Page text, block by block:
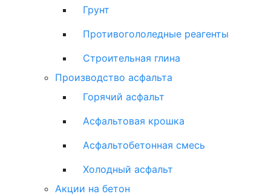
Грунт
Противогололедные реагенты
Строительная глина
Производство асфальта
Горячий асфальт
Асфальтовая крошка
Асфальтобетонная смесь
Холодный асфальт
Акции на бетон